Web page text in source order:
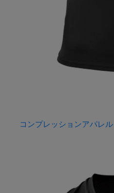
コンプレッションアパレル